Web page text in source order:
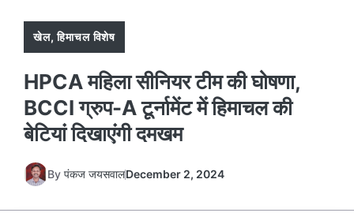
खेल,हिमाचल विशेष
HPCA महिला सीनियर टीम की घोषणा,
BCCI ग्रुप-A टूर्नामेंट में हिमाचल की
बेटियां दिखाएंगी दमखम
By पंकज जयसवालDecember 2, 2024